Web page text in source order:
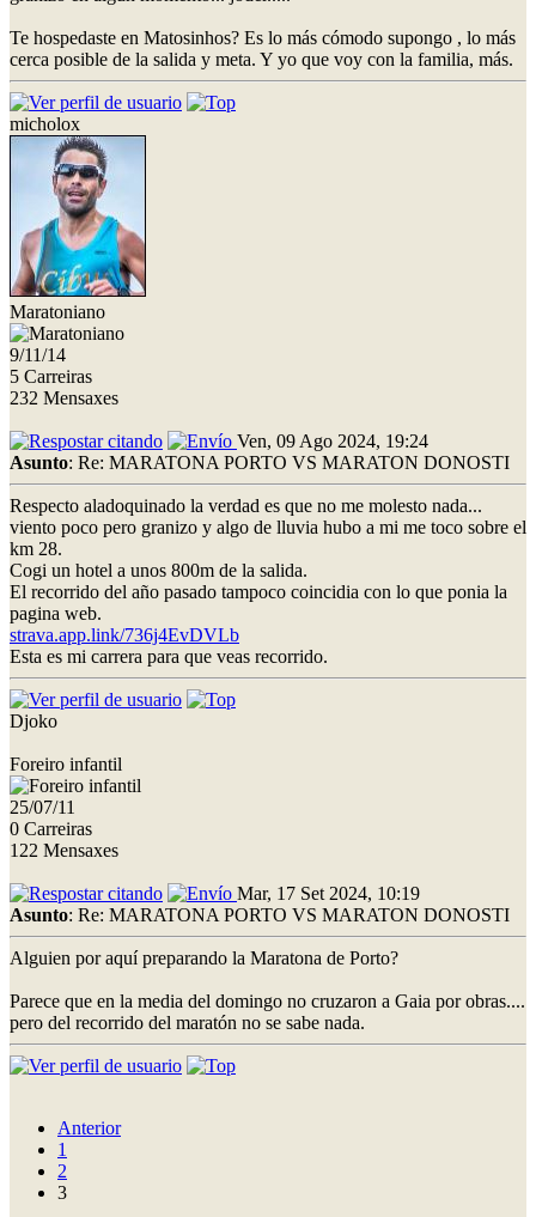
Te hospedaste en Matosinhos? Es lo más cómodo supongo , lo más
cerca posible de la salida y meta. Y yo que voy con la familia, más.
micholox
Maratoniano
9/11/14
5 Carreiras
232 Mensaxes
Ven, 09 Ago 2024, 19:24
Asunto: Re: MARATONA PORTO VS MARATON DONOSTI
Respecto aladoquinado la verdad es que no me molesto nada...
viento poco pero granizo y algo de lluvia hubo a mi me toco sobre el
km 28.
Cogi un hotel a unos 800m de la salida.
El recorrido del año pasado tampoco coincidia con lo que ponia la
pagina web.
strava.app.link/736j4EvDVLb
Esta es mi carrera para que veas recorrido.
Djoko
Foreiro infantil
25/07/11
0 Carreiras
122 Mensaxes
Mar, 17 Set 2024, 10:19
Asunto: Re: MARATONA PORTO VS MARATON DONOSTI
Alguien por aquí preparando la Maratona de Porto?
Parece que en la media del domingo no cruzaron a Gaia por obras....
pero del recorrido del maratón no se sabe nada.
Anterior
1
2
3